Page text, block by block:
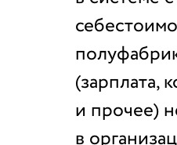
(зарплата,
и прочее)
в